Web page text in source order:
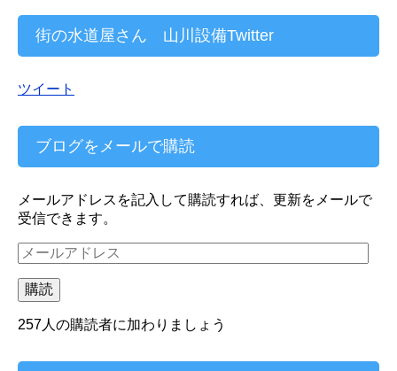
街の水道屋さん 山川設備Twitter
ツイート
ブログをメールで購読
メールアドレスを記入して購読すれば、更新をメールで
受信できます。
メ
ー
ル
ア
ド
ス
購読
257人の購読者に加わりましょう